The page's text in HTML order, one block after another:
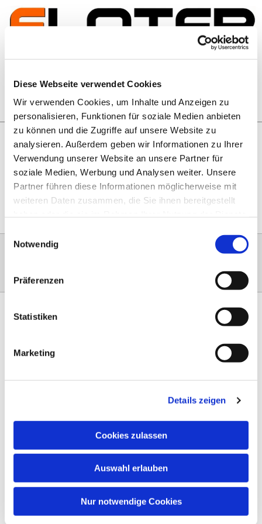
Diese Webseite verwendet Cookies
Wir verwenden Cookies, um Inhalte und Anzeigen zu
personalisieren, Funktionen für soziale Medien anbieten
zu können und die Zugriffe auf unsere Website zu
analysieren. Außerdem geben wir Informationen zu Ihrer
Verwendung unserer Website an unsere Partner für
soziale Medien, Werbung und Analysen weiter. Unsere
Partner führen diese Informationen möglicherweise mit
weiteren Daten zusammen, die Sie ihnen bereitgestellt
Einwilligungsauswahl
Notwendig
Präferenzen
Statistiken
Marketing
Details zeigen
Cookies zulassen
Auswahl erlauben
Nur notwendige Cookies
Zum Inhalt springen
Artikelsuche
Rechtliches
Hier geht es zu unserenAGB , zumWiderrufsrecht, zum
Impressum und zu unseremDatenschutz.
0151 68134038
Datenschutz
AGB
Widerruf